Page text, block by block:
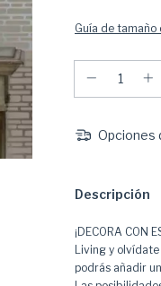
Guía de tamaño
Opciones
Descripción
¡DECORA CON
Living y
podrás añadir